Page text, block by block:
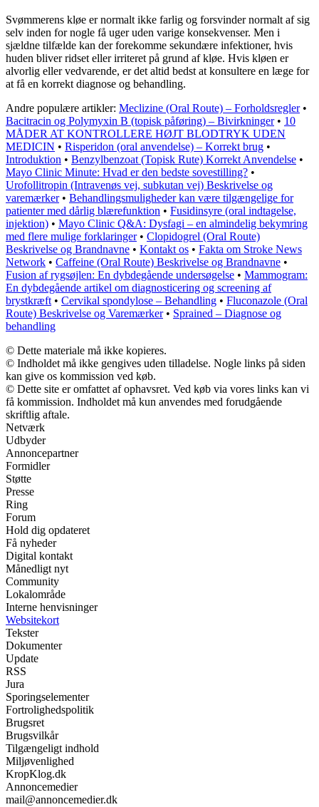
Svømmerens kløe er normalt ikke farlig og forsvinder normalt af sig
selv inden for nogle få uger uden varige konsekvenser. Men i
sjældne tilfælde kan der forekomme sekundære infektioner, hvis
huden bliver ridset eller irriteret på grund af kløe. Hvis kløen er
alvorlig eller vedvarende, er det altid bedst at konsultere en læge for
at få en korrekt diagnose og behandling.
Andre populære artikler: Meclizine (Oral Route) – Forholdsregler•
Bacitracin og Polymyxin B (topisk påføring) – Bivirkninger• 10
MÅDER AT KONTROLLERE HØJT BLODTRYK UDEN
MEDICIN • Risperidon (oral anvendelse) – Korrekt brug •
Introduktion • Benzylbenzoat (Topisk Rute) Korrekt Anvendelse •
Mayo Clinic Minute: Hvad er den bedste sovestilling? •
Urofollitropin (Intravenøs vej, subkutan vej) Beskrivelse og
varemærker• Behandlingsmuligheder kan være tilgængelige for
patienter med dårlig blærefunktion • Fusidinsyre (oral indtagelse,
injektion) • Mayo Clinic Q&A: Dysfagi – en almindelig bekymring
med flere mulige forklaringer• Clopidogrel (Oral Route)
Beskrivelse og Brandnavne • Kontakt os • Fakta om Stroke News
Network • Caffeine (Oral Route) Beskrivelse og Brandnavne •
Fusion af rygsøjlen: En dybdegående undersøgelse • Mammogram:
En dybdegående artikel om diagnosticering og screening af
brystkræft • Cervikal spondylose – Behandling • Fluconazole (Oral
Route) Beskrivelse og Varemærker• Sprained – Diagnose og
behandling
© Dette materiale må ikke kopieres.
© Indholdet må ikke gengives uden tilladelse. Nogle links på siden
kan give os kommission ved køb.
© Dette site er omfattet af ophavsret. Ved køb via vores links kan vi
få kommission. Indholdet må kun anvendes med forudgående
skriftlig aftale.
Netværk
Udbyder
Annoncepartner
Formidler
Støtte
Presse
Ring
Forum
Hold dig opdateret
Få nyheder
Digital kontakt
Månedligt nyt
Community
Lokalområde
Interne henvisninger
Websitekort
Tekster
Dokumenter
Update
RSS
Jura
Sporingselementer
Fortrolighedspolitik
Brugsret
Brugsvilkår
Tilgængeligt indhold
Miljøvenlighed
KropKlog.dk
Annoncemedier
mail@annoncemedier.dk